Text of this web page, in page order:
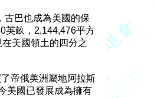
古巴也成為美國的保
英畝，2,144,476平方
美國領土的四分之
帝俄美洲屬地阿拉斯
美國已發展成為擁有